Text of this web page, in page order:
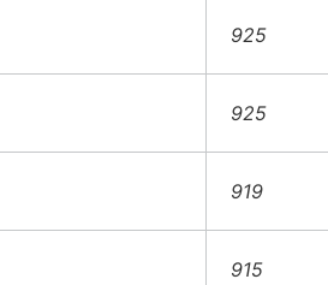
925
925
919
915